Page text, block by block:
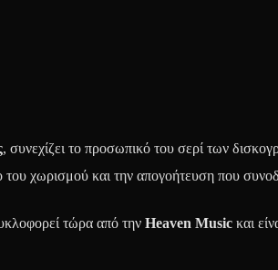
, συνεχίζει το προσωπικό του σερί των
χωρισμού και την απογοήτευση που
τώρα από την Heaven Musicκαι